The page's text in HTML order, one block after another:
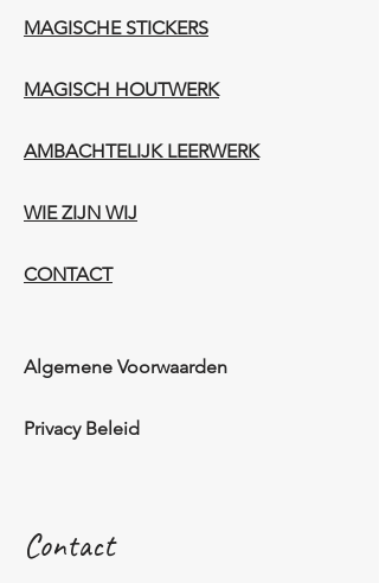
MAGISCHE STICKERS
MAGISCH HOUTWERK
AMBACHTELIJK LEERWERK​
WIE ZIJN WIJ​​
CONTACT
Algemene Voorwaarden
Privacy Beleid
Contact